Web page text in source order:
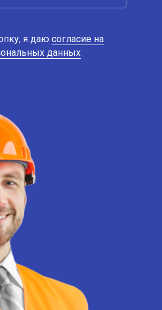
я даю согласие на
данных